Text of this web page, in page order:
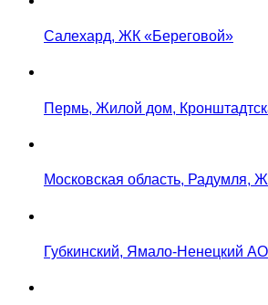
Салехард, ЖК «Береговой»
Пермь, Жилой дом,
Московская область, Радумля,
Губкинский, Ямало-Ненецкий